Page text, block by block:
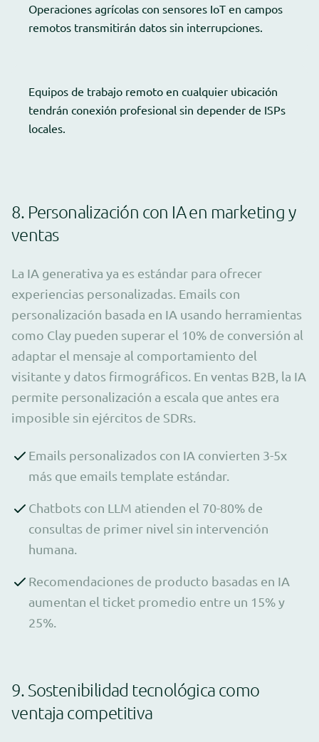
Operaciones agrícolas con sensores IoT en campos
remotos transmitirán datos sin interrupciones.
Equipos de trabajo remoto en cualquier ubicación
tendrán conexión profesional sin depender de ISPs
locales.
8. Personalización con IA en marketing y
ventas
La IA generativa ya es estándar para ofrecer
experiencias personalizadas. Emails con
personalización basada en IA usando herramientas
como Clay pueden superar el 10% de conversión al
adaptar el mensaje al comportamiento del
visitante y datos firmográficos. En ventas B2B, la IA
permite personalización a escala que antes era
imposible sin ejércitos de SDRs.
Emails personalizados con IA convierten 3-5x
más que emails template estándar.
Chatbots con LLM atienden el 70-80% de
consultas de primer nivel sin intervención
humana.
Recomendaciones de producto basadas en IA
aumentan el ticket promedio entre un 15% y
25%.
9. Sostenibilidad tecnológica como
ventaja competitiva